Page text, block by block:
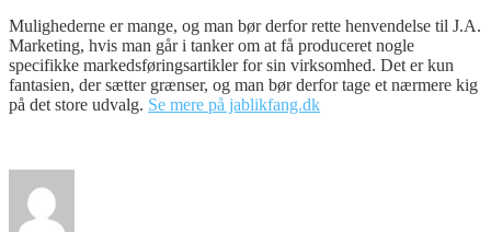
Mulighederne er mange, og man bør derfor rette henvendelse til J.A.
Marketing, hvis man går i tanker om at få produceret nogle
specifikke markedsføringsartikler for sin virksomhed. Det er kun
fantasien, der sætter grænser, og man bør derfor tage et nærmere kig
på det store udvalg. Se mere på jablikfang.dk